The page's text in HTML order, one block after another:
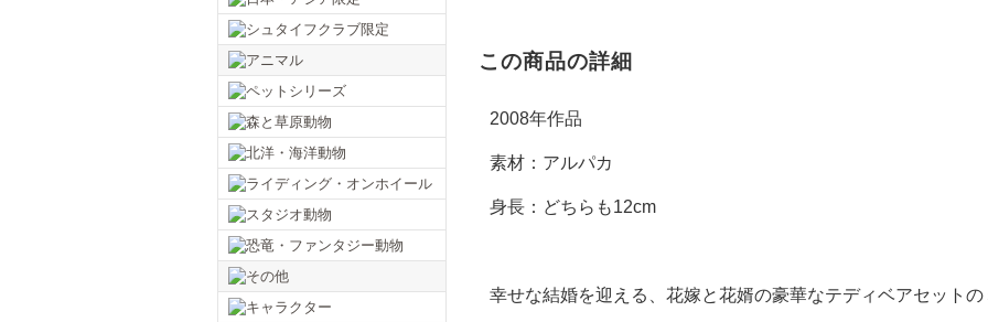
この商品の詳細
2008年作品
素材：アルパカ
身長：どちらも12cm
幸せな結婚を迎える、花嫁と花婿の豪華なテディベアセットの